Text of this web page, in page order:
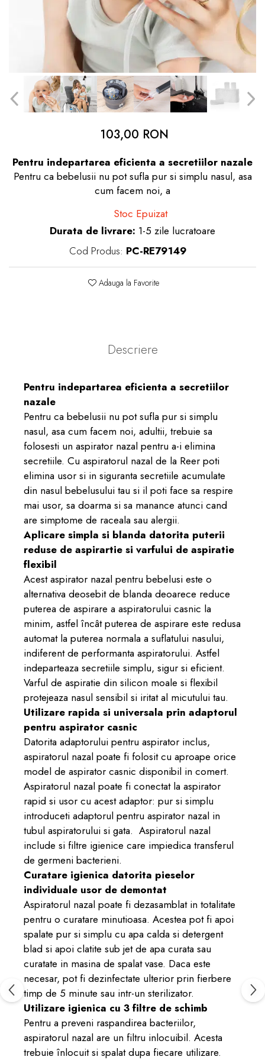
dopuri de urechi
Produse îngrijire copii
Igiena copii
103,00 RON
Pentru indepartarea eficienta a secretiilor nazale
Pentru ca bebelusii nu pot sufla pur si simplu nasul, asa
cum facem noi, a
Stoc Epuizat
Durata de livrare: 1-5 zile lucratoare
Cod Produs: PC-RE79149
Adauga la Favorite
Descriere
Pentru indepartarea eficienta a secretiilor
nazale
Pentru ca bebelusii nu pot sufla pur si simplu
nasul, asa cum facem noi, adultii, trebuie sa
folosesti un aspirator nazal pentru a-i elimina
secretiile. Cu aspiratorul nazal de la Reer poti
elimina usor si in siguranta secretiile acumulate
din nasul bebelusului tau si il poti face sa respire
mai usor, sa doarma si sa manance atunci cand
are simptome de raceala sau alergii.
Aplicare simpla si blanda datorita puterii
reduse de aspirartie si varfului de aspiratie
flexibil
Acest aspirator nazal pentru bebelusi este o
alternativa deosebit de blanda deoarece reduce
puterea de aspirare a aspiratorului casnic la
minim, astfel încât puterea de aspirare este redusa
automat la puterea normala a suflatului nasului,
indiferent de performanta aspiratorului. Astfel
indeparteaza secretiile simplu, sigur si eficient.
Varful de aspiratie din silicon moale si flexibil
protejeaza nasul sensibil si iritat al micutului tau.
Utilizare rapida si universala prin adaptorul
pentru aspirator casnic
Datorita adaptorului pentru aspirator inclus,
aspiratorul nazal poate fi folosit cu aproape orice
model de aspirator casnic disponibil in comert.
Aspiratorul nazal poate fi conectat la aspirator
rapid si usor cu acest adaptor: pur si simplu
introduceti adaptorul pentru aspirator nazal in
tubul aspiratorului si gata. Aspiratorul nazal
include si filtre igienice care impiedica transferul
de germeni bacterieni.
Curatare igienica datorita pieselor
individuale usor de demontat
Aspiratorul nazal poate fi dezasamblat in totalitate
pentru o curatare minutioasa. Acestea pot fi apoi
spalate pur si simplu cu apa calda si detergent
blad si apoi clatite sub jet de apa curata sau
curatate in masina de spalat vase. Daca este
necesar, pot fi dezinfectate ulterior prin fierbere
timp de 5 minute sau intr-un sterilizator.
Utilizare igienica cu 3 filtre de schimb
Pentru a preveni raspandirea bacteriilor,
aspiratorul nazal are un filtru inlocuibil. Acesta
trebuie înlocuit si spalat dupa fiecare utilizare.